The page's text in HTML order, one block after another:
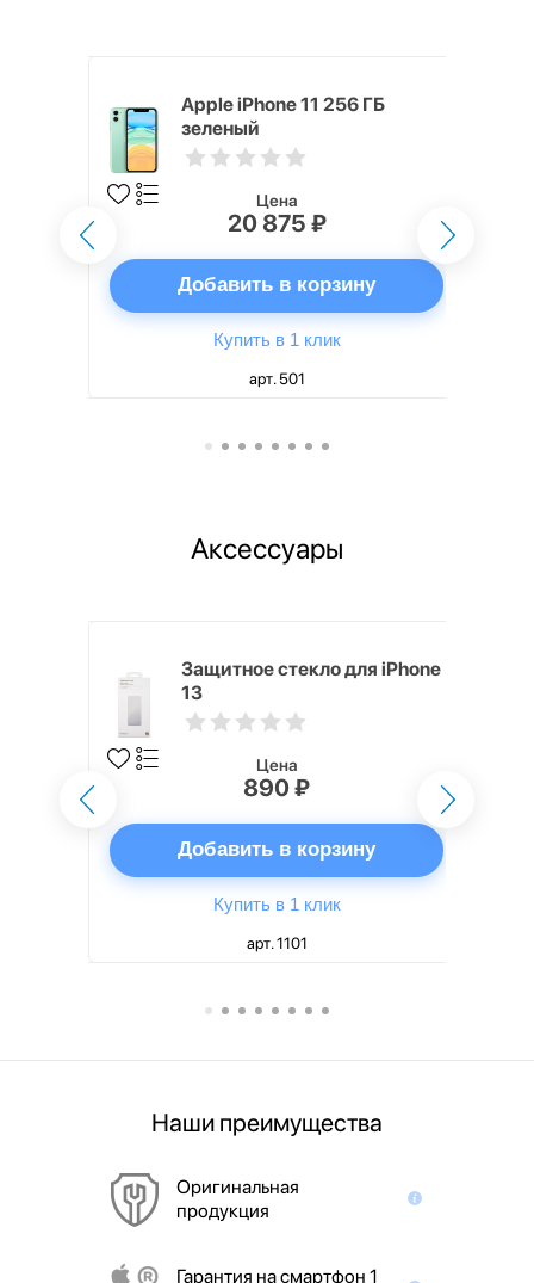
Apple iPhone 11 256 ГБ
зеленый
Цена
20 875 ₽
Добавить в корзину
Купить в 1 клик
арт. 501
Аксессуары
Защитное стекло для iPhone
13
Цена
890 ₽
Добавить в корзину
Купить в 1 клик
арт. 1101
Наши преимущества
Оригинальная
продукция
Гарантия на смартфон 1